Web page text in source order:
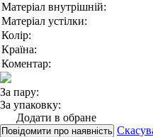
Матеріал внутрішній:
Матеріал устілки:
Колір:
Країна:
Коментар:
За пару:
За упаковку:
Додати в обране
Повідомити про наявність